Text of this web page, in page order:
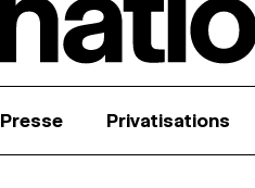
Presse Privatisations